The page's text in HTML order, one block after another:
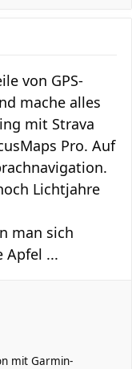
von GPS-
mache alles
mit Strava
Pro. Auf
Lichtjahre
man sich
Apfel ...
mit Garmin-